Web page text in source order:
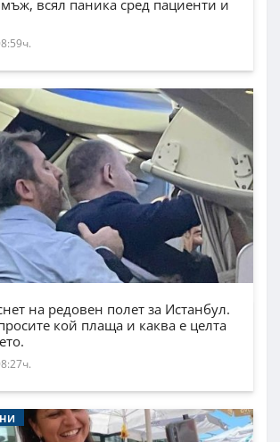
мъж, всял паника сред пациенти и
на редовен полет за Истанбул.
кой плаща и каква е целта